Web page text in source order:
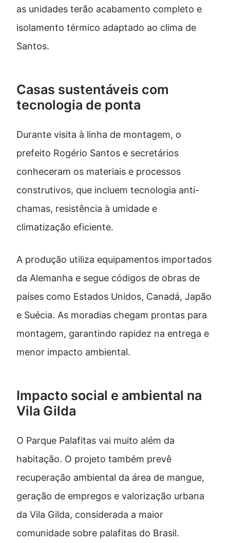
as unidades terão acabamento completo e
isolamento térmico adaptado ao clima de
Santos.
Casas sustentáveis com
tecnologia de ponta
Durante visita à linha de montagem, o
prefeito Rogério Santos e secretários
conheceram os materiais e processos
construtivos, que incluem tecnologia anti-
chamas, resistência à umidade e
climatização eficiente.
A produção utiliza equipamentos importados
da Alemanha e segue códigos de obras de
países como Estados Unidos, Canadá, Japão
e Suécia. As moradias chegam prontas para
montagem, garantindo rapidez na entrega e
menor impacto ambiental.
Impacto social e ambiental na
Vila Gilda
O Parque Palafitas vai muito além da
habitação. O projeto também prevê
recuperação ambiental da área de mangue,
geração de empregos e valorização urbana
da Vila Gilda, considerada a maior
comunidade sobre palafitas do Brasil.